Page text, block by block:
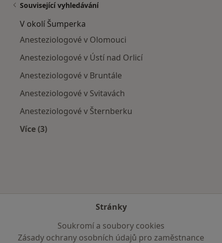
Související vyhledávání
V okolí Šumperka
Anesteziologové v Olomouci
Anesteziologové v Ústí nad Orlicí
Anesteziologové v Bruntále
Anesteziologové v Svitavách
Anesteziologové v Šternberku
Více (3)
Stránky
Soukromí a soubory cookies
Zásady ochrany osobních údajů pro zaměstnance